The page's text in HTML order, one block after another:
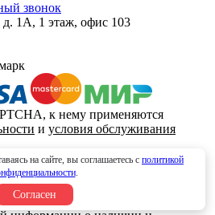
звонок
1А, 1 этаж, офис 103
к нему применяются
и условия обслуживания
исключительно
и вся информация на нем не
определяемой положениями
кодекса Российской Федерации.
на сайте, вы соглашаетесь с политикой
.
Согласен